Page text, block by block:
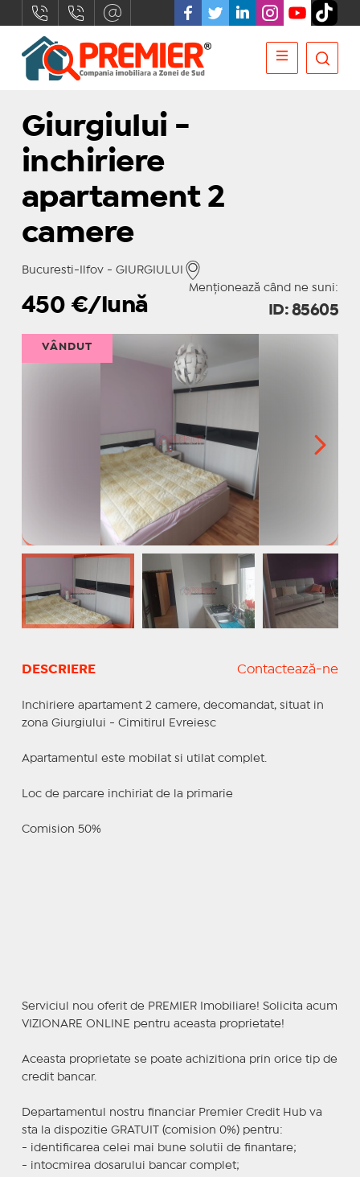
Giurgiului -
inchiriere
apartament 2
camere
Bucuresti-Ilfov - GIURGIULUI
Menționează când ne suni:
450 €/lună ID: 85605
VÂNDUT
DESCRIERE Contactează-ne
Inchiriere apartament 2 camere, decomandat, situat in
zona Giurgiului - Cimitirul Evreiesc
Apartamentul este mobilat si utilat complet.
Loc de parcare inchiriat de la primarie
Comision 50%
Serviciul nou oferit de PREMIER Imobiliare! Solicita acum
VIZIONARE ONLINE pentru aceasta proprietate!
Aceasta proprietate se poate achizitiona prin orice tip de
credit bancar.
Departamentul nostru financiar Premier Credit Hub va
sta la dispozitie GRATUIT (comision 0%) pentru:
- identificarea celei mai bune solutii de finantare;
- intocmirea dosarului bancar complet;